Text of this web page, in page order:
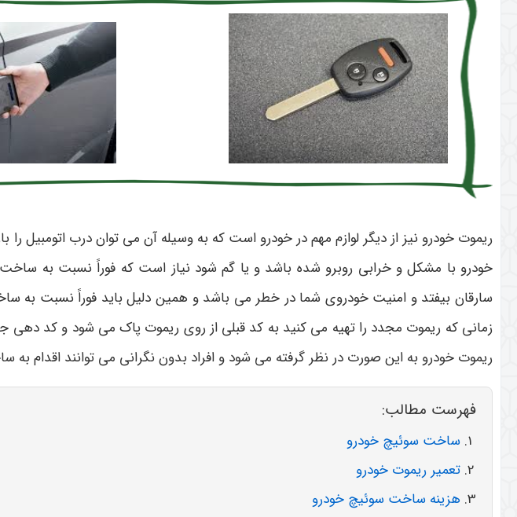
ریموت خودرو نیز از دیگر لوازم مهم در خودرو است که به وسیله آن می توان درب اتومبیل
خودرو با مشکل و خرابی روبرو شده باشد و یا گم شود نیاز است که فوراً نسبت به
سارقان بیفتد و امنیت خودروی شما در خطر می باشد و همین دلیل باید فوراً نسبت به
زمانی که ریموت مجدد را تهیه می کنید به کد قبلی از روی ریموت پاک می شود و کد دهی
ریموت خودرو به این صورت در نظر گرفته می شود و افراد بدون نگرانی می توانند اقدام به
فهرست مطالب:
ساخت سوئیچ خودرو
تعمیر ریموت خودرو
هزینه ساخت سوئیچ خودرو